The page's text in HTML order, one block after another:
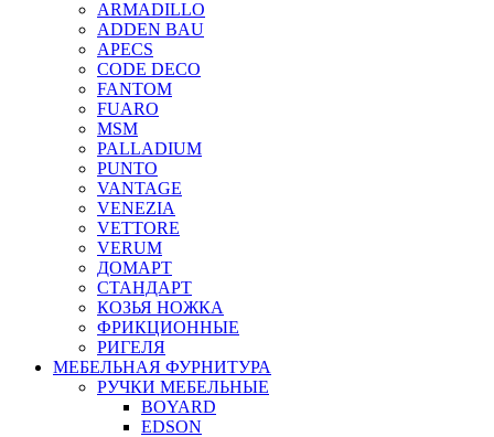
ARMADILLO
ADDEN BAU
APECS
CODE DECO
FANTOM
FUARO
MSM
PALLADIUM
PUNTO
VANTAGE
VENEZIA
VETTORE
VERUM
ДОМАРТ
СТАНДАРТ
КОЗЬЯ НОЖКА
ФРИКЦИОННЫЕ
РИГЕЛЯ
МЕБЕЛЬНАЯ ФУРНИТУРА
РУЧКИ МЕБЕЛЬНЫЕ
BOYARD
EDSON